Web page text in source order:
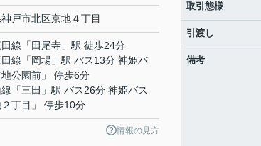
神戸市北区京地４丁目
線 「 田尾寺 」駅 徒歩24分
線 「 岡場 」駅 バス13分 神姫バ
地公園前」 停歩6分
「三田 」駅 バス26分 神姫バス
２丁目」 停歩10分
情報の見方
取引態様
引渡し
備考